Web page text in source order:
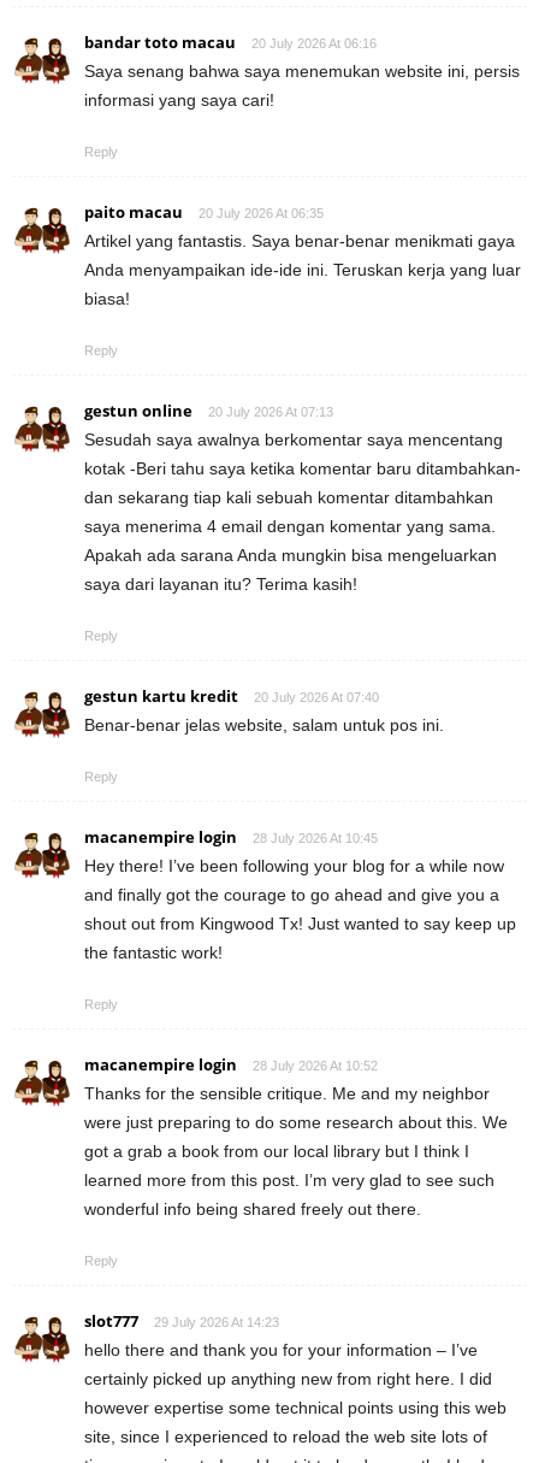
bandar toto macau 20 July 2026 At 06:16
Saya senang bahwa saya menemukan website ini, persis
informasi yang saya cari!
Reply
paito macau 20 July 2026 At 06:35
Artikel yang fantastis. Saya benar-benar menikmati gaya
Anda menyampaikan ide-ide ini. Teruskan kerja yang luar
biasa!
Reply
gestun online 20 July 2026 At 07:13
Sesudah saya awalnya berkomentar saya mencentang
kotak -Beri tahu saya ketika komentar baru ditambahkan-
dan sekarang tiap kali sebuah komentar ditambahkan
saya menerima 4 email dengan komentar yang sama.
Apakah ada sarana Anda mungkin bisa mengeluarkan
saya dari layanan itu? Terima kasih!
Reply
gestun kartu kredit 20 July 2026 At 07:40
Benar-benar jelas website, salam untuk pos ini.
Reply
macanempire login 28 July 2026 At 10:45
Hey there! I’ve been following your blog for a while now
and finally got the courage to go ahead and give you a
shout out from Kingwood Tx! Just wanted to say keep up
the fantastic work!
Reply
macanempire login 28 July 2026 At 10:52
Thanks for the sensible critique. Me and my neighbor
were just preparing to do some research about this. We
got a grab a book from our local library but I think I
learned more from this post. I’m very glad to see such
wonderful info being shared freely out there.
Reply
slot777 29 July 2026 At 14:23
hello there and thank you for your information – I’ve
certainly picked up anything new from right here. I did
however expertise some technical points using this web
site, since I experienced to reload the web site lots of